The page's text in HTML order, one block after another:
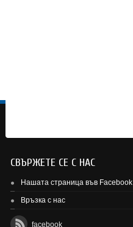
СВЪРЖЕТЕ СЕ С НАС
Нашата страница във Facebook
Връзка с нас
facebook